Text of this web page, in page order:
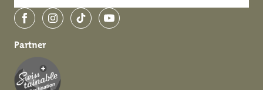
FacebookInstagramTikTokYouTube
Partner